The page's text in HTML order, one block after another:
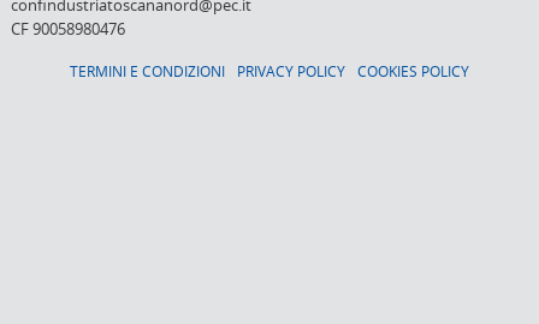
confindustriatoscananord@pec.it
CF 90058980476
TERMINI E CONDIZIONI PRIVACY POLICY COOKIES POLICY